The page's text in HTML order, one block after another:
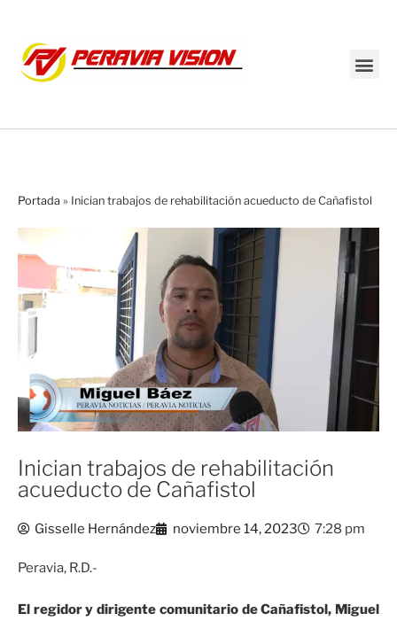
Portada » Inician trabajos de rehabilitación acueducto de Cañafistol
Inician trabajos de rehabilitación
acueducto de Cañafistol
Gisselle Hernández noviembre 14, 2023 7:28 pm
Peravia, R.D.-
El regidor y dirigente comunitario de Cañafistol, Miguel